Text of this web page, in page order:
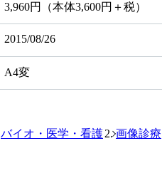
3,960円（本体3,600円＋税）
2015/08/26
A4変
バイオ・医学・看護 画像診療